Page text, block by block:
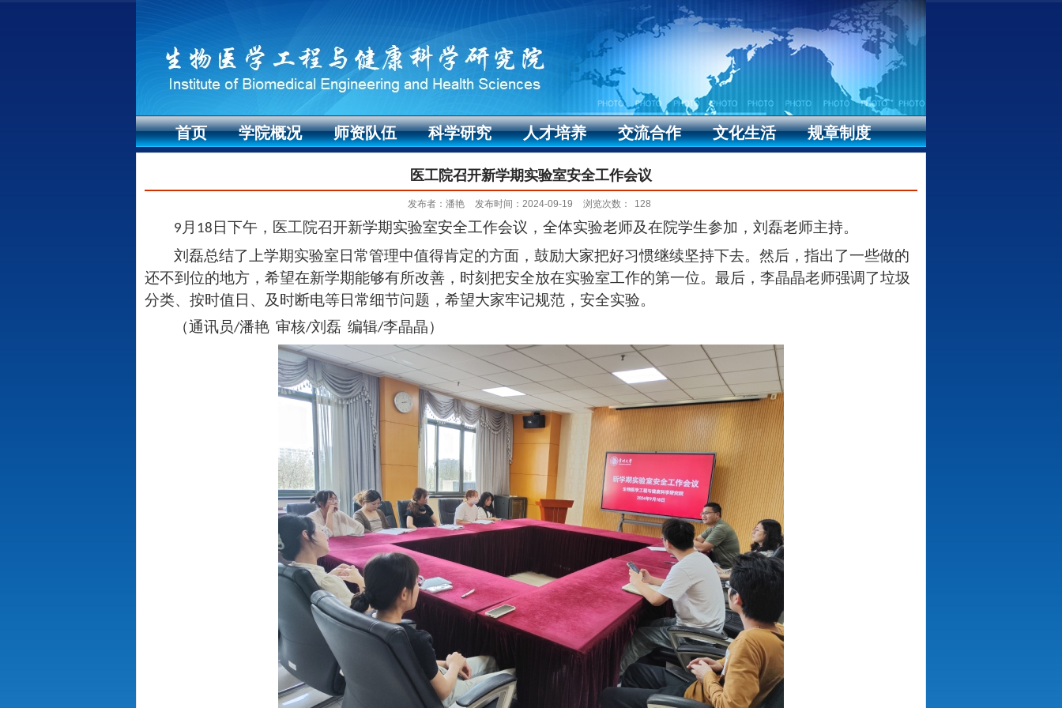
首页 学院概况 师资队伍 科学研究 人才培养 交流合作 文化生活 规章制度
医工院召开新学期实验室安全工作会议
发布者：潘艳 发布时间：2024-09-19 浏览次数： 128
9 月 18 日下午，医工院召开新学期实验室安全工作会议，全体实验老师及在院学生参加，刘磊老师主持。
刘磊总结了上学期实验室日常管理中值得肯定的方面，鼓励大家把好习惯继续坚持下去。然后，指出了一些做的
还不到位的地方，希望在新学期能够有所改善，时刻把安全放在实验室工作的第一位。最后，李晶晶老师强调了垃圾
分类、按时值日、及时断电等日常细节问题，希望大家牢记规范，安全实验。
（通讯员/潘艳 审核/刘磊 编辑/李晶晶）